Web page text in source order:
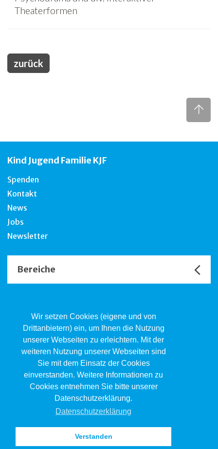
Wir setzen Cookies (eigene und von
Drittanbietern) ein, um Ihnen die Nutzung
unserer Webseiten zu erleichtern. Mit der
weiteren Nutzung unserer Webseiten sind
Sie mit dem Einsatz der Cookies
einverstanden. Weitere Informationen zu
Cookies entnehmen Sie bitte unserer
Datenschutzerklärung.
Datenschutzerklärung
Verstanden
Theaterformen
zurück
Kind Jugend Familie KJF
Spenden
Kontakt
News
Jobs
Newsletter
Bereiche
Kind.Jugend.Familie KJF
Poststrasse 2, Postfach, 4410 Liestal
061 551 17 77
kjf@jsw.swiss